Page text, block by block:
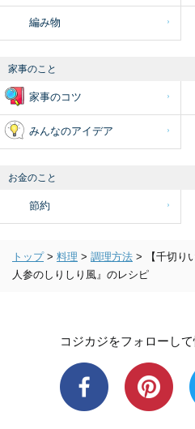
編み物
家事のこと
家事のコツ
みんなのアイデア
お金のこと
節約
トップ > 料理 > 調理方法 >
【千切り
人参のしりしり風』のレシピ
コジカジをフォローし